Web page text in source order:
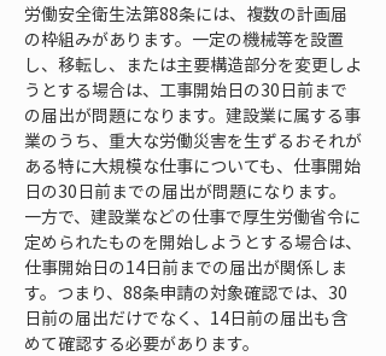
労働安全衛生法第88条には、複数の計画届
の枠組みがあります。一定の機械等を設置
し、移転し、または主要構造部分を変更しよ
うとする場合は、工事開始日の30日前まで
の届出が問題になります。建設業に属する事
業のうち、重大な労働災害を生ずるおそれが
ある特に大規模な仕事についても、仕事開始
日の30日前までの届出が問題になります。
一方で、建設業などの仕事で厚生労働省令に
定められたものを開始しようとする場合は、
仕事開始日の14日前までの届出が関係しま
す。つまり、88条申請の対象確認では、30
日前の届出だけでなく、14日前の届出も含
めて確認する必要があります。